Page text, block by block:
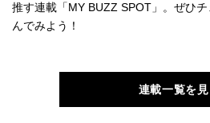
推す連載「MY BUZZ SPOT」。ぜひ
んでみよう！
連載一覧を